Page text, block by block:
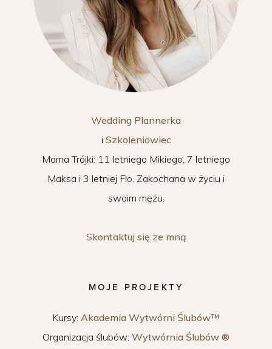
Wedding Plannerka
i Szkoleniowiec
Mama Trójki: 11 letniego Mikiego, 7 letniego
Maksa i 3 letniej Flo. Zakochana w życiu i
swoim mężu.
Skontaktuj się ze mną
MOJE PROJEKTY
Kursy: Akademia Wytwórni Ślubów™
Organizacja ślubów: Wytwórnia Ślubów ®